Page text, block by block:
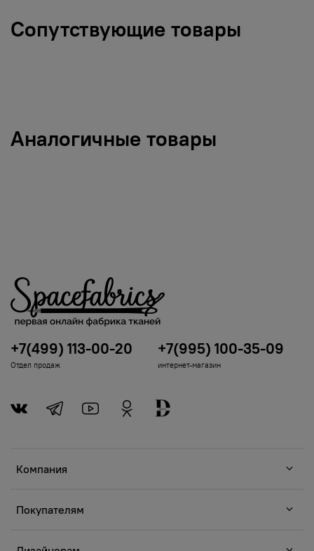
Сопутствующие товары
Аналогичные товары
Компания
Покупателям
+7(499) 113-00-20
Отдел продаж
+7(995) 100-35-09
интернет-магазин